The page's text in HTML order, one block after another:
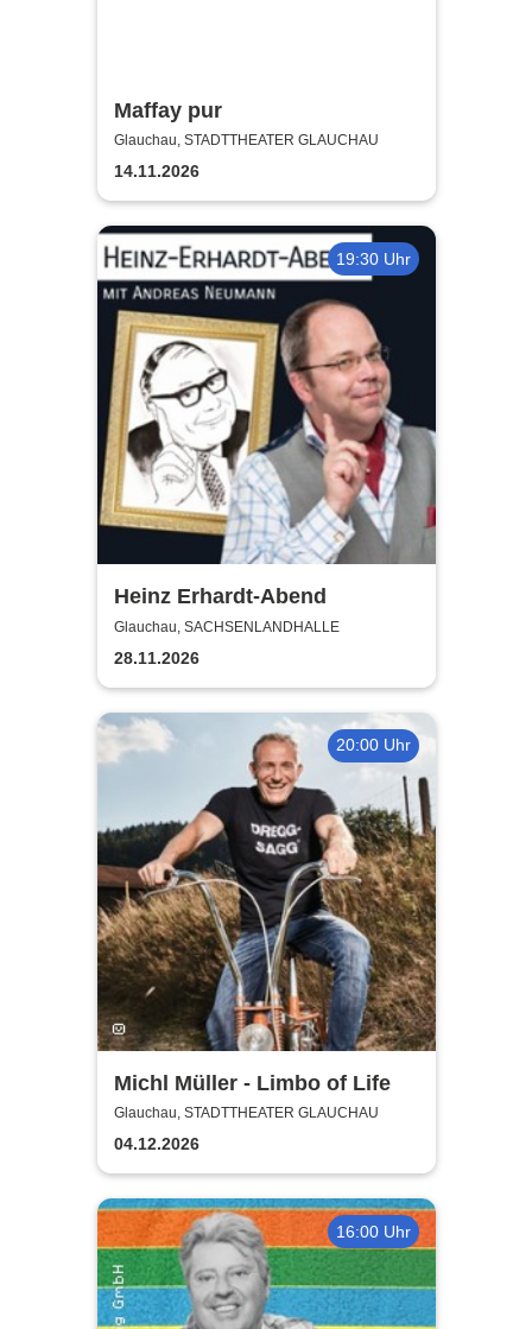
Maffay pur
Glauchau, STADTTHEATER GLAUCHAU
14.11.2026
19:30 Uhr
Heinz Erhardt-Abend
Glauchau, SACHSENLANDHALLE
28.11.2026
20:00 Uhr
Michl Müller - Limbo of Life
Glauchau, STADTTHEATER GLAUCHAU
04.12.2026
16:00 Uhr